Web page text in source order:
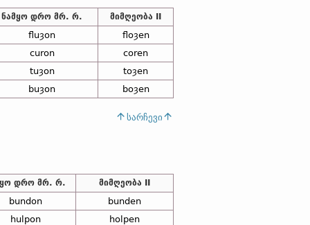
ნამყო დრო მრ. რ.
მიმღეობა II
fluȝon floȝen
curon coren
tuȝon toȝen
buȝon boȝen
სარჩევი
დრო მრ. რ.
მიმღეობა II
bundon bunden
hulpon holpen